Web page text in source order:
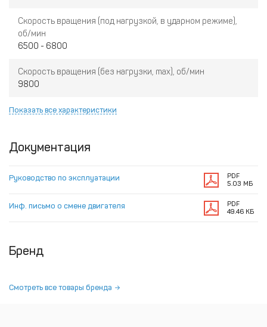
Скорость вращения (под нагрузкой, в ударном режиме),
об/мин
6500 - 6800
Скорость вращения (без нагрузки, max), об/мин
9800
Показать все характеристики
Документация
Руководство по эксплуатации
PDF
5.03 МБ
Инф. письмо о смене двигателя
PDF
49.46 КБ
Бренд
Смотреть все товары бренда